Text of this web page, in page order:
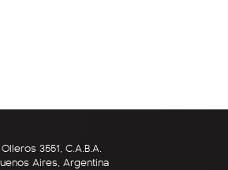
Olleros 3551, C.A.B.A.
Aires, Argentina